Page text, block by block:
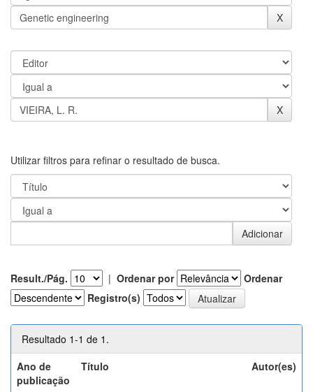
Utilizar filtros para refinar o resultado de busca.
Result./Pág. | Ordenar por
Ordenar
Registro(s)
Resultado 1-1 de 1.
Ano de
publicação
Título Autor(es)